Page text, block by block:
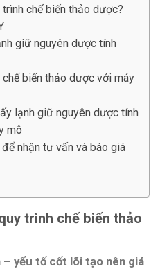
chế biến thảo dược?
giữ nguyên dược tính
chế biến thảo dược với máy
lạnh giữ nguyên dược tính
mô
nhận tư vấn và báo giá
trình chế biến thảo
yếu tố cốt lõi tạo nên giá